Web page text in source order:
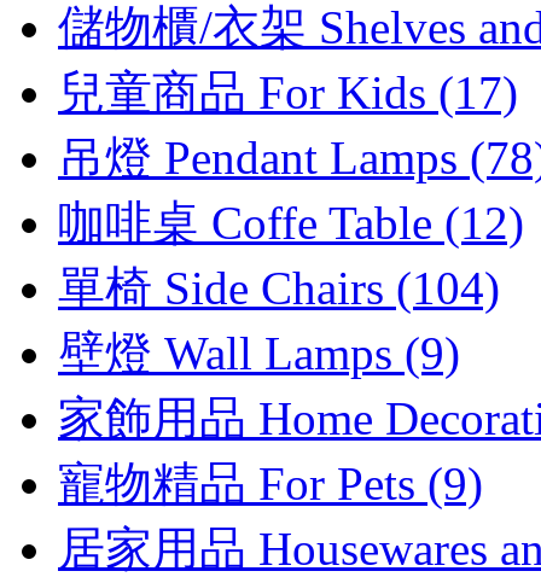
儲物櫃/衣架 Shelves
兒童商品 For Kids (17)
吊燈 Pendant Lamps
咖啡桌 Coffe Table (12)
單椅 Side Chairs (104)
壁燈 Wall Lamps (9)
家飾用品 Home
寵物精品 For Pets (9)
居家用品 Housewares